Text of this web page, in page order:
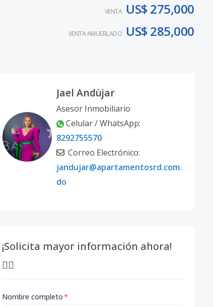
VENTA US$ 275,000
VENTA AMUEBLADO US$ 285,000
Jael Andùjar
Asesor Inmobiliario
Celular / WhatsApp:
8292755570
Correo Electrónico:
jandujar@apartamentosrd.com.
do
¡Solicita mayor información ahora!
👇🏽
Nombre completo*